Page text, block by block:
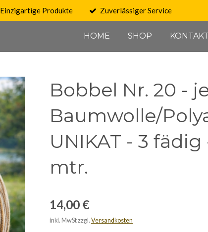
Einzigartige Produkte Zuverlässiger Service
HOME SHOP KONTAKT
Bobbel Nr. 20 -
Baumwolle/
UNIKAT - 3 fädig
mtr.
14,00 €
inkl. MwSt zzgl. Versandkosten